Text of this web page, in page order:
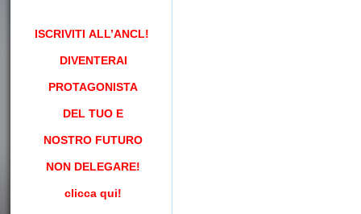
ISCRIVITI ALL’ANCL!
DIVENTERAI
PROTAGONISTA
DEL TUO E
NOSTRO FUTURO
NON DELEGARE!
clicca qui!